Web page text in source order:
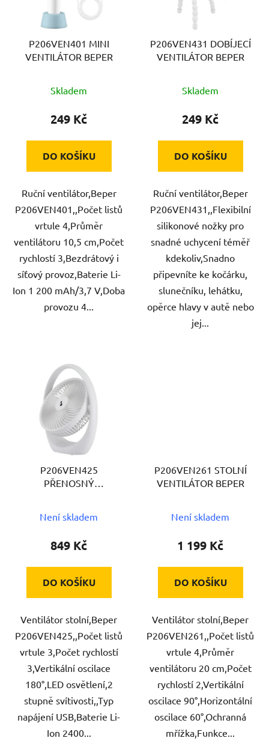
P206VEN401 MINI
VENTILÁTOR BEPER
Skladem
249 Kč
DO KOŠÍKU
Ruční ventilátor,Beper
P206VEN401,,Počet listů
vrtule 4,Průměr
ventilátoru 10,5 cm,Počet
rychlostí 3,Bezdrátový i
síťový provoz,Baterie Li-
Ion 1 200 mAh/3,7 V,Doba
provozu 4...
P206VEN431 DOBÍJECÍ
VENTILÁTOR BEPER
Skladem
249 Kč
DO KOŠÍKU
Ruční ventilátor,Beper
P206VEN431,,Flexibilní
silikonové nožky pro
snadné uchycení téměř
kdekoliv,Snadno
připevníte ke kočárku,
slunečníku, lehátku,
opěrce hlavy v autě nebo
jej...
P206VEN425
PŘENOSNÝ
Není skladem
849 Kč
DO KOŠÍKU
Ventilátor stolní,Beper
P206VEN425,,Počet listů
vrtule 3,Počet rychlostí
3,Vertikální oscilace
180°,LED osvětlení,2
stupně svítivosti,,Typ
napájení USB,Baterie Li-
Ion 2400...
P206VEN261 STOLNÍ
VENTILÁTOR BEPER
Není skladem
1 199 Kč
DO KOŠÍKU
Ventilátor stolní,Beper
P206VEN261,,Počet listů
vrtule 4,Průměr
ventilátoru 20 cm,Počet
rychlostí 2,Vertikální
oscilace 90°,Horizontální
oscilace 60°,Ochranná
mřížka,Funkce...